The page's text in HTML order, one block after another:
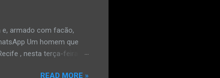
armado com facão,
Um homem que
, nesta terça-feira
READ MORE »